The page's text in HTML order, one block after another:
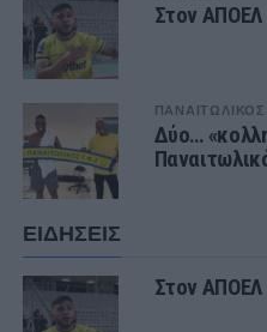
Στον ΑΠΟΕΛ
ΠΑΝΑΙΤΩΛΙΚΟΣ
Δύο…
ΕΙΔΗΣΕΙΣ
Στον ΑΠΟΕΛ